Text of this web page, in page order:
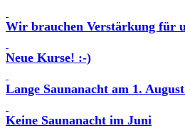
Wir brauchen Verstärkung für
Neue Kurse! :-)
Lange Saunanacht am 1.
Keine Saunanacht im Juni